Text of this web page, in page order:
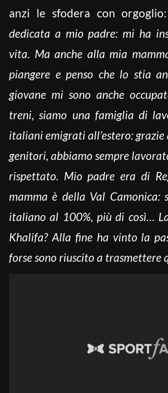
anzi le sfodera con
dedicata a mio padre: mi ha
vita. Ma anche alla mia
piangere e penso che lo stia
giovane mi sono anche
treni, siamo una famiglia di
italiani emigrati all’estero: grazie
genitori, abbiamo sempre
rispettato. Mio padre era di
mamma è della Val Camonica:
italiano al 100%, più di così…
Khalifa? Alla fine ha vinto la
forse sono riuscito a trasmettere